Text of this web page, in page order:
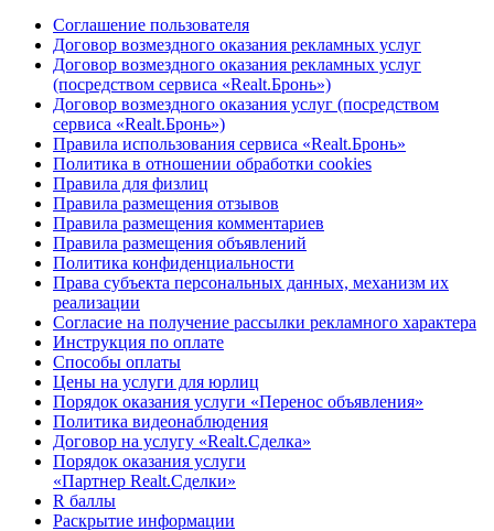
Соглашение пользователя
Договор возмездного оказания рекламных услуг
Договор возмездного оказания рекламных услуг
(посредством сервиса «Realt.Бронь»)
Договор возмездного оказания услуг (посредством
сервиса «Realt.Бронь»)
Правила использования сервиса «Realt.Бронь»
Политика в отношении обработки cookies
Правила для физлиц
Правила размещения отзывов
Правила размещения комментариев
Правила размещения объявлений
Политика конфиденциальности
Права субъекта персональных данных, механизм их
реализации
Согласие на получение рассылки рекламного характера
Инструкция по оплате
Способы оплаты
Цены на услуги для юрлиц
Порядок оказания услуги «Перенос объявления»
Политика видеонаблюдения
Договор на услугу «Realt.Сделка»
Порядок оказания услуги
«Партнер Realt.Сделки»
R баллы
Раскрытие информации